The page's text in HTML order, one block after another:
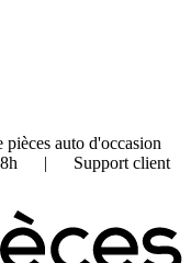
pièces auto d'occasion
| Support client